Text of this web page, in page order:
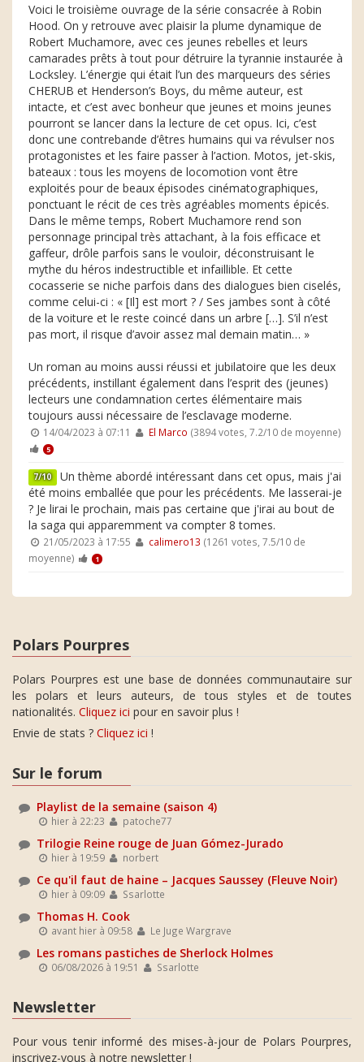
Voici le troisième ouvrage de la série consacrée à Robin
Hood. On y retrouve avec plaisir la plume dynamique de
Robert Muchamore, avec ces jeunes rebelles et leurs
camarades prêts à tout pour détruire la tyrannie instaurée à
Locksley. L’énergie qui était l’un des marqueurs des séries
CHERUB et Henderson’s Boys, du même auteur, est
intacte, et c’est avec bonheur que jeunes et moins jeunes
pourront se lancer dans la lecture de cet opus. Ici, c’est
donc une contrebande d’êtres humains qui va révulser nos
protagonistes et les faire passer à l’action. Motos, jet-skis,
bateaux : tous les moyens de locomotion vont être
exploités pour de beaux épisodes cinématographiques,
ponctuant le récit de ces très agréables moments épicés.
Dans le même temps, Robert Muchamore rend son
personnage principal très attachant, à la fois efficace et
gaffeur, drôle parfois sans le vouloir, déconstruisant le
mythe du héros indestructible et infaillible. Et cette
cocasserie se niche parfois dans des dialogues bien ciselés,
comme celui-ci : « [Il] est mort ? / Ses jambes sont à côté
de la voiture et le reste coincé dans un arbre […]. S’il n’est
pas mort, il risque d’avoir assez mal demain matin… »
Un roman au moins aussi réussi et jubilatoire que les deux
précédents, instillant également dans l’esprit des (jeunes)
lecteurs une condamnation certes élémentaire mais
toujours aussi nécessaire de l’esclavage moderne.
14/04/2023 à 07:11 El Marco (3894 votes, 7.2/10 de moyenne)
5
7/10 Un thème abordé intéressant dans cet opus, mais j'ai
été moins emballée que pour les précédents. Me lasserai-je
? Je lirai le prochain, mais pas certaine que j'irai au bout de
la saga qui apparemment va compter 8 tomes.
21/05/2023 à 17:55 calimero13 (1261 votes, 7.5/10 de
moyenne)
1
Polars Pourpres
Polars Pourpres est une base de données communautaire sur
les polars et leurs auteurs, de tous styles et de toutes
nationalités. Cliquez ici pour en savoir plus !
Envie de stats ? Cliquez ici !
Sur le forum
Playlist de la semaine (saison 4)
hier à 22:23 patoche77
Trilogie Reine rouge de Juan Gómez-Jurado
hier à 19:59 norbert
Ce qu'il faut de haine – Jacques Saussey (Fleuve Noir)
hier à 09:09 Ssarlotte
Thomas H. Cook
avant hier à 09:58 Le Juge Wargrave
Les romans pastiches de Sherlock Holmes
06/08/2026 à 19:51 Ssarlotte
Newsletter
Pour vous tenir informé des mises-à-jour de Polars Pourpres,
inscrivez-vous à notre newsletter !